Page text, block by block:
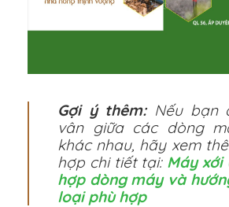
Gợi ý thêm:Nếu bạn
vân giữa các dòng
khác nhau, hãy xem
hợp chi tiết tại: Máy xới
hợp dòng máy và
loại phù hợp